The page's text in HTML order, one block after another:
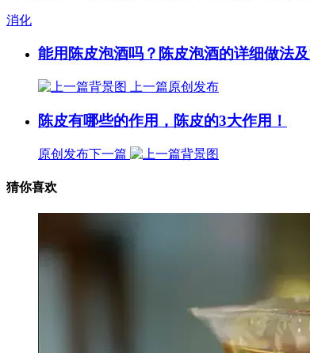
消化
能用陈皮泡酒吗？陈皮泡酒的详细做法及
上一篇原创发布
陈皮有哪些的作用，陈皮的3大作用！
原创发布下一篇
猜你喜欢